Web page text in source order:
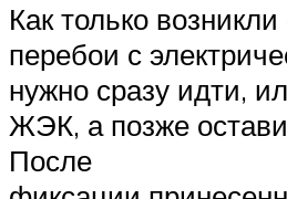
Как только
перебои с
нужно сразу идти,
ЖЭК, а позже
После